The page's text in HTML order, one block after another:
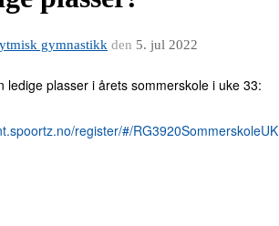
gymnastikk den 5. jul 2022
ledige plasser i årets sommerskole i uke 33:
register/#/